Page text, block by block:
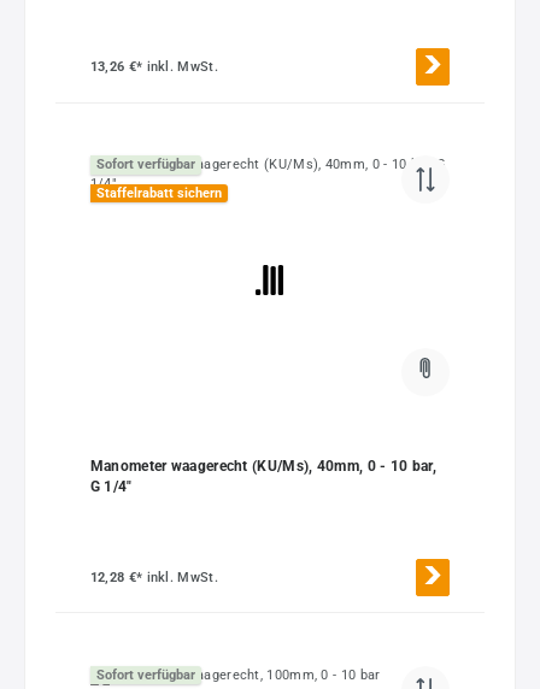
13,26 €* inkl. MwSt.
Sofort verfügbar
Staffelrabatt sichern
Manometer waagerecht (KU/Ms), 40mm, 0 - 10 bar,
G 1/4"
12,28 €* inkl. MwSt.
Sofort verfügbar